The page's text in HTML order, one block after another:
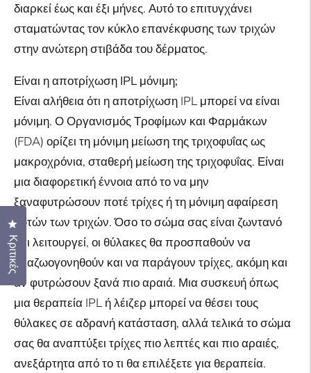
διαρκεί έως και έξι μήνες. Αυτό το επιτυγχάνει
σταματώντας τον κύκλο επανέκφυσης των τριχών
στην ανώτερη στιβάδα του δέρματος.
Είναι η αποτρίχωση IPL μόνιμη;
Είναι αλήθεια ότι η αποτρίχωση IPL μπορεί να είναι
μόνιμη. Ο Οργανισμός Τροφίμων και Φαρμάκων
(FDA) ορίζει τη μόνιμη μείωση της τριχοφυΐας ως
μακροχρόνια, σταθερή μείωση της τριχοφυΐας. Είναι
μια διαφορετική έννοια από το να μην
ξαναφυτρώσουν ποτέ τρίχες ή τη μόνιμη αφαίρεση
αυτών των τριχών. Όσο το σώμα σας είναι ζωντανό
και λειτουργεί, οι θύλακες θα προσπαθούν να
αναζωογονηθούν και να παράγουν τρίχες, ακόμη και
αν φυτρώσουν ξανά πιο αραιά. Μια συσκευή όπως
μια θεραπεία IPL ή λέιζερ μπορεί να θέσει τους
θύλακες σε αδρανή κατάσταση, αλλά τελικά το σώμα
σας θα αναπτύξει τρίχες πιο λεπτές και πιο αραιές,
ανεξάρτητα από το τι θα επιλέξετε για θεραπεία.
Κριτικές
Κάντε κλικ για να ανοίξετε το παράθυρο κριτικών